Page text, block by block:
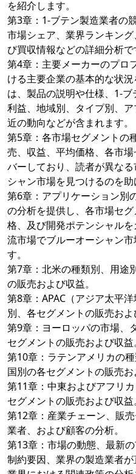
を紹介します。
第3章：1-ブテン製造業者の
市場シェア、業界ランキン
び買収情報などの詳細分析で
第4章：主要メーカーのプロ
ける主要企業の基本的な状
は、製品の説明や仕様、1-
利益、地域別、タイプ別、
近の動向などが含まれます。
第5章：各市場セグメントの
売、収益、平均価格、各市
バーしており、読者が異な
シャン市場を見つけるのを助
第6章：アプリケーション別
の分析を提供し、各市場セ
格、及び開発ポテンシャル
流市場でブルーオーシャン
す。
第7章：北米の種類別、用途
の販売および収益。
第8章：APAC（アジア太平
別、各セグメントの販売およ
第9章：ヨーロッパの市場、
セグメントの販売および収益。
第10章：ラテンアメリカの
国別の各セグメントの販売お
第11章：中東およびアフリ
セグメントの販売および収益。
第12章：産業チェーン、販
業者、および顧客の分析。
第13章：市場の動態、最新
制約要因、業界の製造業者